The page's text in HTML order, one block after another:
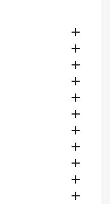










